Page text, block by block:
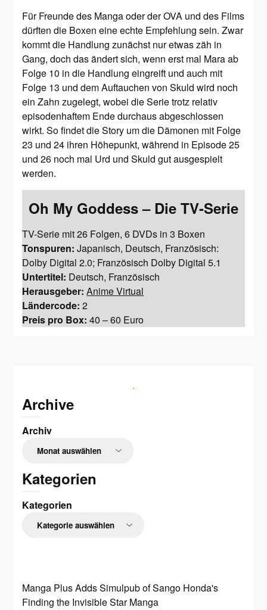
Für Freunde des Manga oder der OVA und des Films
dürften die Boxen eine echte Empfehlung sein. Zwar
kommt die Handlung zunächst nur etwas zäh in
Gang, doch das ändert sich, wenn erst mal Mara ab
Folge 10 in die Handlung eingreift und auch mit
Folge 13 und dem Auftauchen von Skuld wird noch
ein Zahn zugelegt, wobei die Serie trotz relativ
episodenhaftem Ende durchaus abgeschlossen
wirkt. So findet die Story um die Dämonen mit Folge
23 und 24 ihren Höhepunkt, während in Episode 25
und 26 noch mal Urd und Skuld gut ausgespielt
werden.
Oh My Goddess – Die TV-Serie
TV-Serie mit 26 Folgen, 6 DVDs in 3 Boxen
Tonspuren: Japanisch, Deutsch, Französisch:
Dolby Digital 2.0; Französisch Dolby Digital 5.1
Untertitel: Deutsch, Französisch
Herausgeber: Anime Virtual
Ländercode: 2
Preis pro Box: 40 – 60 Euro
Archive
Archiv
Kategorien
Kategorien
Manga Plus Adds Simulpub of Sango Honda's
Finding the Invisible Star Manga